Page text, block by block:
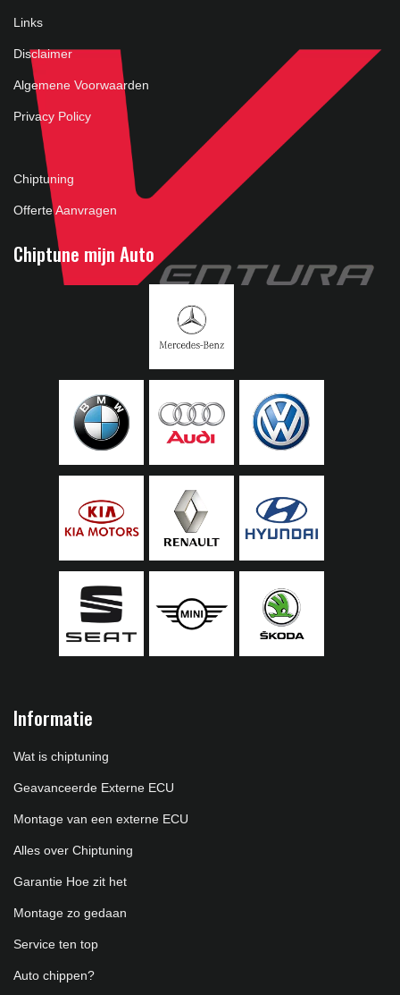
Links
Disclaimer
Algemene Voorwaarden
Privacy Policy
Chiptuning
Offerte Aanvragen
Chiptune mijn Auto
Informatie
Wat is chiptuning
Geavanceerde Externe ECU
Montage van een externe ECU
Alles over Chiptuning
Garantie Hoe zit het
Montage zo gedaan
Service ten top
Auto chippen?